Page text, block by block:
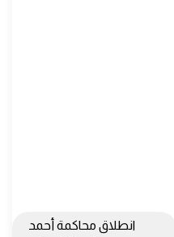
انطلاق محاكمة أحمد